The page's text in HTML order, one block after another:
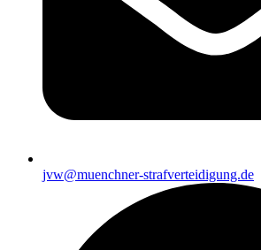
jvw@muenchner-strafverteidigung.de